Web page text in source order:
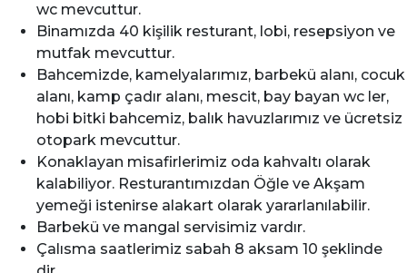
wc mevcuttur.
Binamızda 40 kişilik resturant, lobi, resepsiyon ve
mutfak mevcuttur.
Bahcemizde, kamelyalarımız, barbekü alanı, cocuk
alanı, kamp çadır alanı, mescit, bay bayan wc ler,
hobi bitki bahcemiz, balık havuzlarımız ve ücretsiz
otopark mevcuttur.
Konaklayan misafirlerimiz oda kahvaltı olarak
kalabiliyor. Resturantımızdan Öğle ve Akşam
yemeği istenirse alakart olarak yararlanılabilir.
Barbekü ve mangal servisimiz vardır.
Çalısma saatlerimiz sabah 8 aksam 10 şeklinde